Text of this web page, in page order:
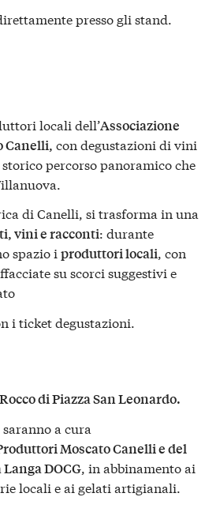
presso gli stand.
locali dell’Associazione
Canelli, con degustazioni di vini
percorso panoramico che
di Canelli, si trasforma in una
vini e racconti: durante
spazio i produttori locali, con
su scorci suggestivi e
i ticket degustazioni.
di Piazza San Leonardo.
a cura
Moscato Canelli e del
DOCG, in abbinamento ai
locali e ai gelati artigianali.